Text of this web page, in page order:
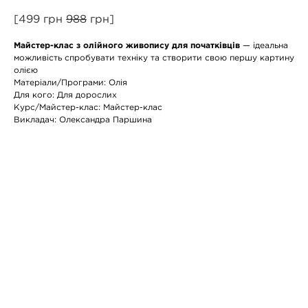
[499 грн 988 грн]
Майстер-клас з олійного живопису для початківців — ідеальна
можливість спробувати техніку та створити свою першу картину
олією
Матеріали/Програми: Олія
Для кого: Для дорослих
Курс/Майстер-клас: Майстер-клас
Викладач: Олександра Паршина